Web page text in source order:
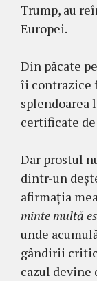
Trump, au
Europei.
Din păcate
îi contrazice
splendoarea
certificate de
Dar prostul
dintr-un
afirmația
minte multă
unde
gândirii
cazul devine